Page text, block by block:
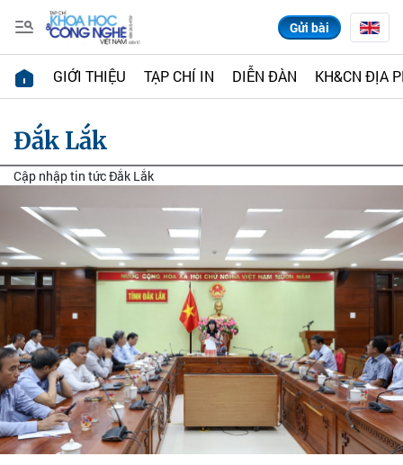
Gửi bài
GIỚI THIỆU TẠP CHÍ IN DIỄN ĐÀN KH&CN ĐỊA
Đắk Lắk
Cập nhập tin tức Đắk Lắk